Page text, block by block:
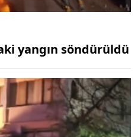
yangın söndürüldü